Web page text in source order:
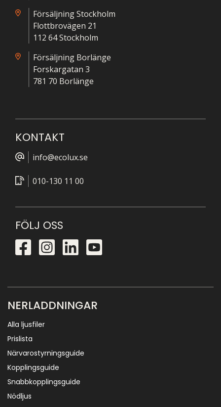
Försäljning Stockholm
Flottbrovägen 21
112 64 Stockholm
Försäljning Borlänge
Forskargatan 3
781 70 Borlänge
KONTAKT
info@ecolux.se
010-130 11 00
FÖLJ OSS
NERLADDNINGAR
Alla ljusfiler
Prislista
Närvarostyrningsguide
Kopplingsguide
Snabbkopplingsguide
Nödljus